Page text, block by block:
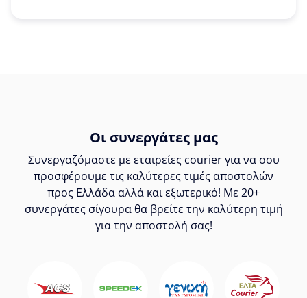
Οι συνεργάτες μας
Συνεργαζόμαστε με εταιρείες courier για να σου
προσφέρουμε τις καλύτερες τιμές αποστολών
προς Ελλάδα αλλά και εξωτερικό! Με 20+
συνεργάτες σίγουρα θα βρείτε την καλύτερη τιμή
για την αποστολή σας!